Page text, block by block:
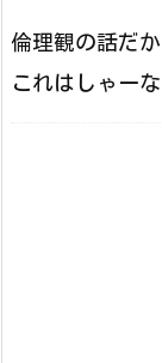
倫理観の話だ
これはしゃー